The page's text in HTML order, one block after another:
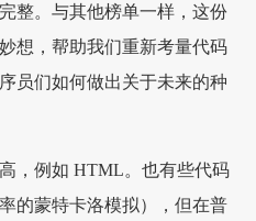
整。与其他榜单一样，这份
想，帮助我们重新考量代码
员们如何做出关于未来的种
，例如 HTML。也有些代码
的蒙特卡洛模拟），但在普